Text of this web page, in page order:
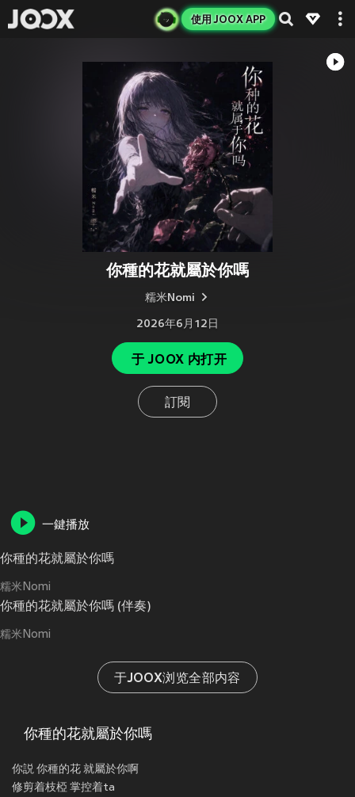
使用 JOOX APP
你種的花就屬於你嗎
糯米Nomi
2026年6月12日
于 JOOX 内打开
訂閱
一鍵播放
你種的花就屬於你嗎
糯米Nomi
你種的花就屬於你嗎 (伴奏)
糯米Nomi
于JOOX浏览全部内容
你種的花就屬於你嗎
你説 你種的花 就屬於你啊
修剪着枝椏 掌控着ta